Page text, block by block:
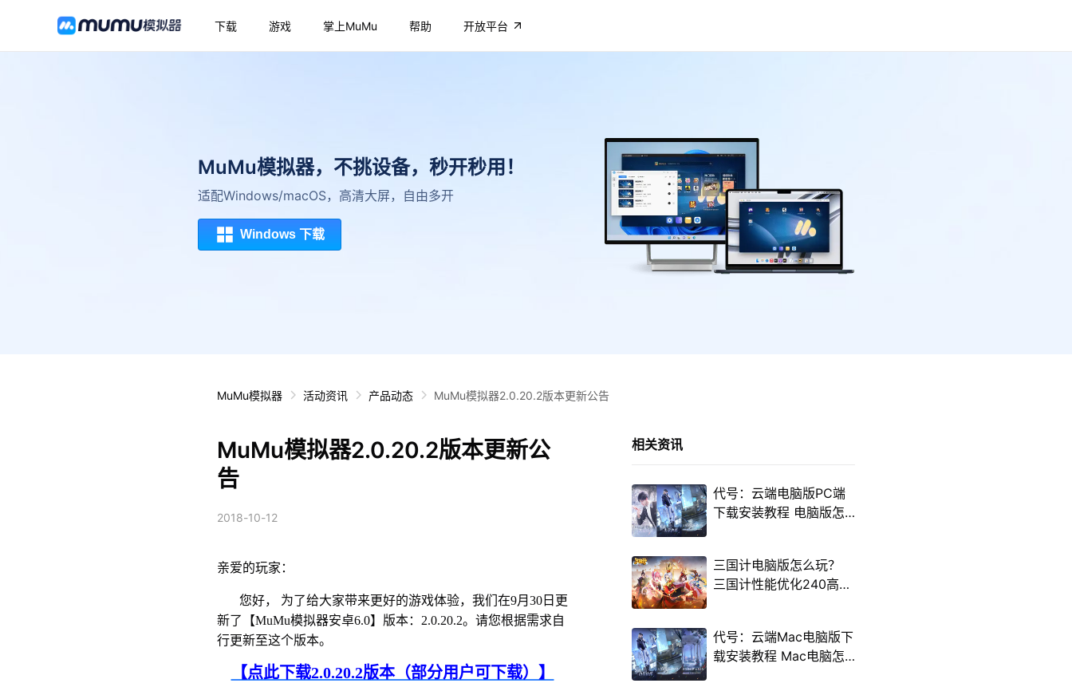
下载 游戏 掌上MuMu 帮助 开放平台
MuMu模拟器，不挑设备，秒开秒用！
适配Windows/macOS，高清大屏，自由多开
Windows 下载
MuMu模拟器 活动资讯 产品动态 MuMu模拟器2.0.20.2版本更新公告
MuMu模拟器2.0.20.2版本更新公
告
2018-10-12
亲爱的玩家：
您好， 为了给大家带来更好的游戏体验，我们在9月30日更
新了【MuMu模拟器安卓6.0】版本：2.0.20.2。请您根据需求自
行更新至这个版本。
【点此下载2.0.20.2版本（部分用户可下载）】
相关资讯
代号：云端电脑版PC端
下载安装教程 电脑版怎
三国计电脑版怎么玩？
三国计性能优化240高帧
代号：云端Mac电脑版下
载安装教程 Mac电脑怎